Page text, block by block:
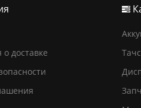
доставке